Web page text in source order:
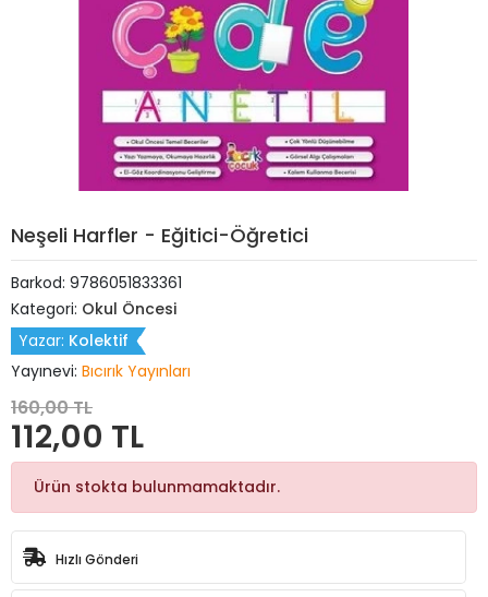
Neşeli Harfler - Eğitici-Öğretici
Barkod: 9786051833361
Kategori: Okul Öncesi
Yazar: Kolektif
Yayınevi: Bıcırık Yayınları
160,00 TL
112,00 TL
Ürün stokta bulunmamaktadır.
Hızlı Gönderi